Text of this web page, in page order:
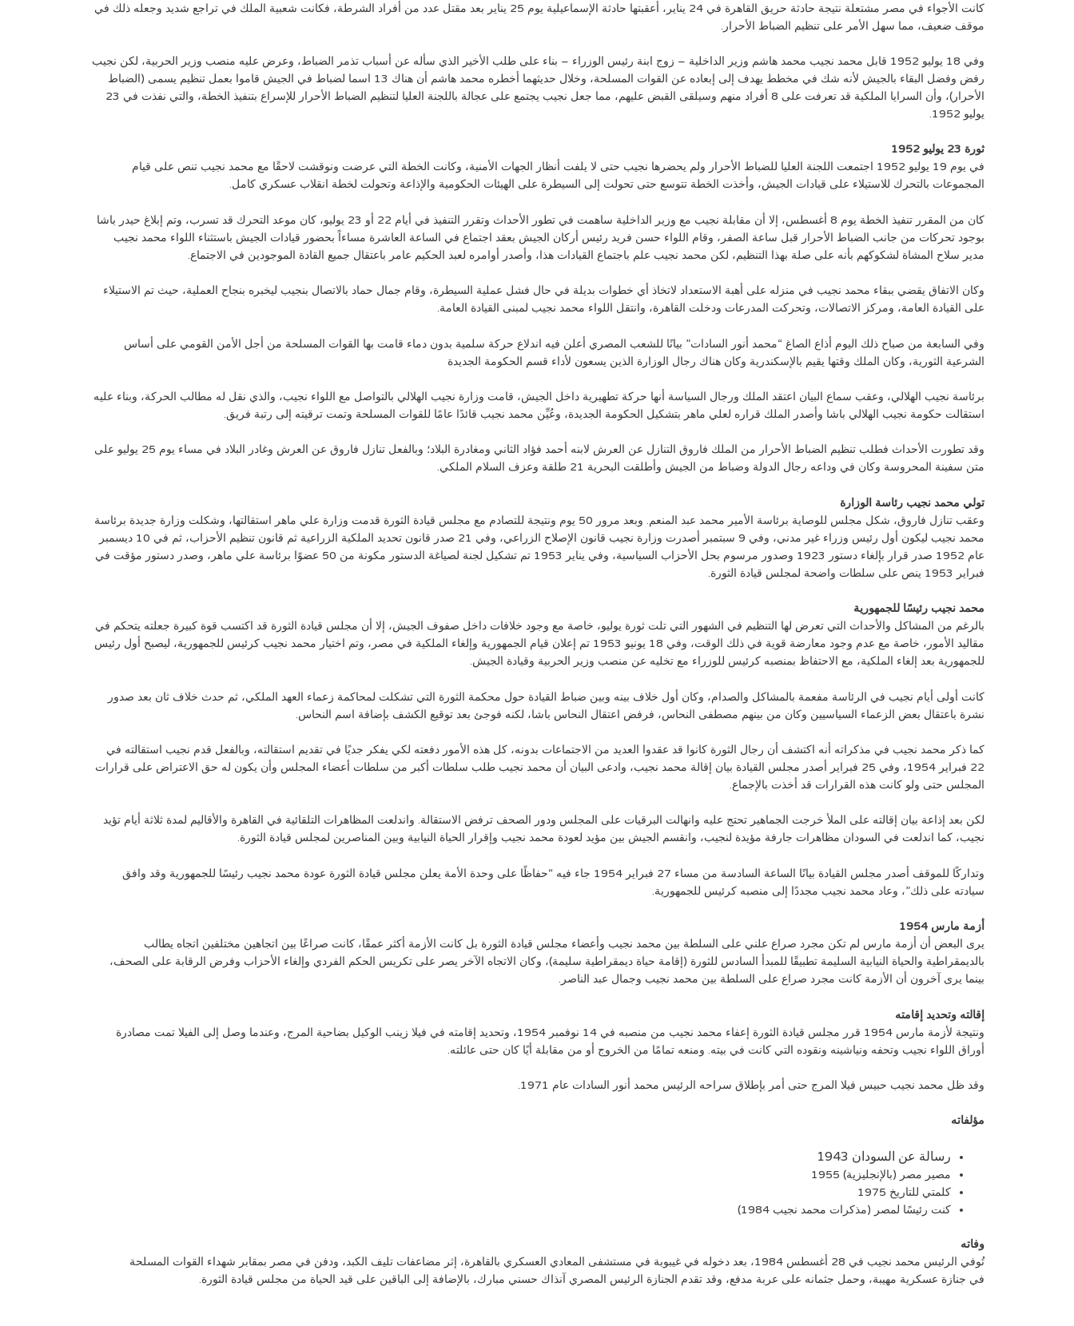
كانت الأجواء في مصر مشتعلة نتيجة حادثة حريق القاهرة في 24 يناير، أعقبتها حادثة الإسماعيلية يوم 25 يناير بعد مقتل عدد من أفراد الشرطة، فكانت شعبية الملك في تراجع شديد وجعله ذلك في
موقف ضعيف، مما سهل الأمر على تنظيم الضباط الأحرار.
وفي 18 يوليو 1952 قابل محمد نجيب محمد هاشم وزير الداخلية – زوج ابنة رئيس الوزراء – بناء على طلب الأخير الذي سأله عن أسباب تذمر الضباط، وعرض عليه منصب وزير الحربية، لكن نجيب
رفض وفضل البقاء بالجيش لأنه شك في مخطط يهدف إلى إبعاده عن القوات المسلحة، وخلال حديثهما أخطره محمد هاشم أن هناك 13 اسما لضباط في الجيش قاموا بعمل تنظيم يسمى (الضباط
الأحرار)، وأن السرايا الملكية قد تعرفت على 8 أفراد منهم وسيلقى القبض عليهم، مما جعل نجيب يجتمع على عجالة باللجنة العليا لتنظيم الضباط الأحرار للإسراع بتنفيذ الخطة، والتي نفذت في 23
يوليو 1952.
ثورة 23 يوليو 1952
في يوم 19 يوليو 1952 اجتمعت اللجنة العليا للضباط الأحرار ولم يحضرها نجيب حتى لا يلفت أنظار الجهات الأمنية، وكانت الخطة التي عرضت ونوقشت لاحقًا مع محمد نجيب تنص على قيام
المجموعات بالتحرك للاستيلاء على قيادات الجيش، وأخذت الخطة تتوسع حتى تحولت إلى السيطرة على الهيئات الحكومية والإذاعة وتحولت لخطة انقلاب عسكري كامل.
كان من المقرر تنفيذ الخطة يوم 8 أغسطس، إلا أن مقابلة نجيب مع وزير الداخلية ساهمت في تطور الأحداث وتقرر التنفيذ في أيام 22 أو 23 يوليو، كان موعد التحرك قد تسرب، وتم إبلاغ حيدر باشا
بوجود تحركات من جانب الضباط الأحرار قبل ساعة الصفر، وقام اللواء حسن فريد رئيس أركان الجيش بعقد اجتماع في الساعة العاشرة مساءاً بحضور قيادات الجيش باستثناء اللواء محمد نجيب
مدير سلاح المشاة لشكوكهم بأنه على صلة بهذا التنظيم، لكن محمد نجيب علم باجتماع القيادات هذا، وأصدر أوامره لعبد الحكيم عامر باعتقال جميع القادة الموجودين في الاجتماع.
وكان الاتفاق يقضي ببقاء محمد نجيب في منزله على أهبة الاستعداد لاتخاذ أي خطوات بديلة في حال فشل عملية السيطرة، وقام جمال حماد بالاتصال بنجيب ليخبره بنجاح العملية، حيث تم الاستيلاء
على القيادة العامة، ومركز الاتصالات، وتحركت المدرعات ودخلت القاهرة، وانتقل اللواء محمد نجيب لمبنى القيادة العامة.
وفي السابعة من صباح ذلك اليوم أذاع الصاغ “محمد أنور السادات” بيانًا للشعب المصري أعلن فيه اندلاع حركة سلمية بدون دماء قامت بها القوات المسلحة من أجل الأمن القومي على أساس
الشرعية الثورية، وكان الملك وقتها يقيم بالإسكندرية وكان هناك رجال الوزارة الذين يسعون لأداء قسم الحكومة الجديدة
برئاسة نجيب الهلالي، وعقب سماع البيان اعتقد الملك ورجال السياسة أنها حركة تطهيرية داخل الجيش، قامت وزارة نجيب الهلالي بالتواصل مع اللواء نجيب، والذي نقل له مطالب الحركة، وبناء عليه
استقالت حكومة نجيب الهلالي باشا وأصدر الملك قراره لعلي ماهر بتشكيل الحكومة الجديدة، وعُيِّن محمد نجيب قائدًا عامًا للقوات المسلحة وتمت ترقيته إلى رتبة فريق.
وقد تطورت الأحداث فطلب تنظيم الضباط الأحرار من الملك فاروق التنازل عن العرش لابنه أحمد فؤاد الثاني ومغادرة البلاد؛ وبالفعل تنازل فاروق عن العرش وغادر البلاد في مساء يوم 25 يوليو على
متن سفينة المحروسة وكان في وداعه رجال الدولة وضباط من الجيش وأطلقت البحرية 21 طلقة وعزف السلام الملكي.
تولي محمد نجيب رئاسة الوزارة
وعقب تنازل فاروق، شكل مجلس للوصاية برئاسة الأمير محمد عبد المنعم. وبعد مرور 50 يوم ونتيجة للتصادم مع مجلس قيادة الثورة قدمت وزارة علي ماهر استقالتها، وشكلت وزارة جديدة برئاسة
محمد نجيب ليكون أول رئيس وزراء غير مدني، وفي 9 سبتمبر أصدرت وزارة نجيب قانون الإصلاح الزراعي، وفي 21 صدر قانون تحديد الملكية الزراعية ثم قانون تنظيم الأحزاب، ثم في 10 ديسمبر
عام 1952 صدر قرار بإلغاء دستور 1923 وصدور مرسوم بحل الأحزاب السياسية، وفي يناير 1953 تم تشكيل لجنة لصياغة الدستور مكونة من 50 عضوًا برئاسة علي ماهر، وصدر دستور مؤقت في
فبراير 1953 ينص على سلطات واضحة لمجلس قيادة الثورة.
محمد نجيب رئيسًا للجمهورية
بالرغم من المشاكل والأحداث التي تعرض لها التنظيم في الشهور التي تلت ثورة يوليو، خاصة مع وجود خلافات داخل صفوف الجيش، إلا أن مجلس قيادة الثورة قد اكتسب قوة كبيرة جعلته يتحكم في
مقاليد الأمور، خاصة مع عدم وجود معارضة قوية في ذلك الوقت، وفي 18 يونيو 1953 تم إعلان قيام الجمهورية وإلغاء الملكية في مصر، وتم اختيار محمد نجيب كرئيس للجمهورية، ليصبح أول رئيس
للجمهورية بعد إلغاء الملكية، مع الاحتفاظ بمنصبه كرئيس للوزراء مع تخليه عن منصب وزير الحربية وقيادة الجيش.
كانت أولى أيام نجيب في الرئاسة مفعمة بالمشاكل والصدام، وكان أول خلاف بينه وبين ضباط القيادة حول محكمة الثورة التي تشكلت لمحاكمة زعماء العهد الملكي، ثم حدث خلاف ثان بعد صدور
نشرة باعتقال بعض الزعماء السياسيين وكان من بينهم مصطفى النحاس، فرفض اعتقال النحاس باشا، لكنه فوجئ بعد توقيع الكشف بإضافة اسم النحاس.
كما ذكر محمد نجيب في مذكراته أنه اكتشف أن رجال الثورة كانوا قد عقدوا العديد من الاجتماعات بدونه، كل هذه الأمور دفعته لكي يفكر جديًا في تقديم استقالته، وبالفعل قدم نجيب استقالته في
22 فبراير 1954، وفي 25 فبراير أصدر مجلس القيادة بيان إقالة محمد نجيب، وادعى البيان أن محمد نجيب طلب سلطات أكبر من سلطات أعضاء المجلس وأن يكون له حق الاعتراض على قرارات
المجلس حتى ولو كانت هذه القرارات قد أخذت بالإجماع.
لكن بعد إذاعة بيان إقالته على الملأ خرجت الجماهير تحتج عليه وانهالت البرقيات على المجلس ودور الصحف ترفض الاستقالة. واندلعت المظاهرات التلقائية في القاهرة والأقاليم لمدة ثلاثة أيام تؤيد
نجيب، كما اندلعت في السودان مظاهرات جارفة مؤيدة لنجيب، وانقسم الجيش بين مؤيد لعودة محمد نجيب وإقرار الحياة النيابية وبين المناصرين لمجلس قيادة الثورة.
وتداركًا للموقف أصدر مجلس القيادة بيانًا الساعة السادسة من مساء 27 فبراير 1954 جاء فيه “حفاظًا على وحدة الأمة يعلن مجلس قيادة الثورة عودة محمد نجيب رئيسًا للجمهورية وقد وافق
سيادته على ذلك”، وعاد محمد نجيب مجددًا إلى منصبه كرئيس للجمهورية.
أزمة مارس 1954
يرى البعض أن أزمة مارس لم تكن مجرد صراع علني على السلطة بين محمد نجيب وأعضاء مجلس قيادة الثورة بل كانت الأزمة أكثر عمقًا، كانت صراعًا بين اتجاهين مختلفين اتجاه يطالب
بالديمقراطية والحياة النيابية السليمة تطبيقًا للمبدأ السادس للثورة (إقامة حياة ديمقراطية سليمة)، وكان الاتجاه الآخر يصر على تكريس الحكم الفردي وإلغاء الأحزاب وفرض الرقابة على الصحف،
بينما يرى آخرون أن الأزمة كانت مجرد صراع على السلطة بين محمد نجيب وجمال عبد الناصر.
إقالته وتحديد إقامته
ونتيجة لأزمة مارس 1954 قرر مجلس قيادة الثورة إعفاء محمد نجيب من منصبه في 14 نوفمبر 1954، وتحديد إقامته في فيلا زينب الوكيل بضاحية المرج، وعندما وصل إلى الفيلا تمت مصادرة
أوراق اللواء نجيب وتحفه ونياشينه ونقوده التي كانت في بيته. ومنعه تمامًا من الخروج أو من مقابلة أيًا كان حتى عائلته.
وقد ظل محمد نجيب حبيس فيلا المرج حتى أمر بإطلاق سراحه الرئيس محمد أنور السادات عام 1971.
مؤلفاته
رسالة عن السودان 1943
مصير مصر (بالإنجليزية) 1955
كلمتي للتاريخ 1975
كنت رئيسًا لمصر (مذكرات محمد نجيب 1984)
وفاته
تُوفي الرئيس محمد نجيب في 28 أغسطس 1984، بعد دخوله في غيبوبة في مستشفى المعادي العسكري بالقاهرة، إثر مضاعفات تليف الكبد، ودفن في مصر بمقابر شهداء القوات المسلحة
في جنازة عسكرية مهيبة، وحمل جثمانه على عربة مدفع، وقد تقدم الجنازة الرئيس المصري آنذاك حسني مبارك، بالإضافة إلى الباقين على قيد الحياة من مجلس قيادة الثورة.